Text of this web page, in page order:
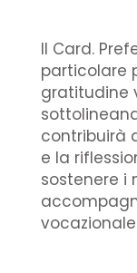
Il Card.
particolare
gratitudine
contribuirà
e la
sostenere i